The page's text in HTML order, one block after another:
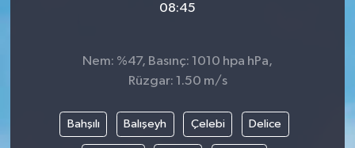
08:45
Nem: %47, Basınç: 1010 hpa hPa,
Rüzgar: 1.50 m/s
Bahşılı Balışeyh Çelebi Delice